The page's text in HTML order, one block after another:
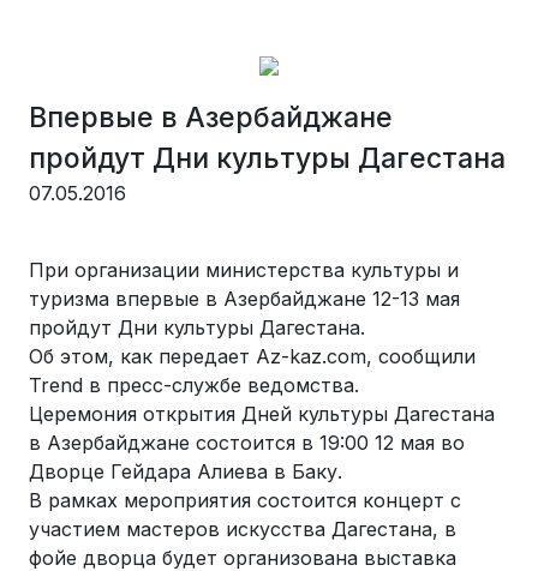
Впервые в Азербайджане
пройдут Дни культуры Дагестана
07.05.2016
При организации министерства культуры и
туризма впервые в Азербайджане 12-13 мая
пройдут Дни культуры Дагестана.
Об этом, как передает Az-kaz.com, сообщили
Trend в пресс-службе ведомства.
Церемония открытия Дней культуры Дагестана
в Азербайджане состоится в 19:00 12 мая во
Дворце Гейдара Алиева в Баку.
В рамках мероприятия состоится концерт с
участием мастеров искусства Дагестана, в
фойе дворца будет организована выставка